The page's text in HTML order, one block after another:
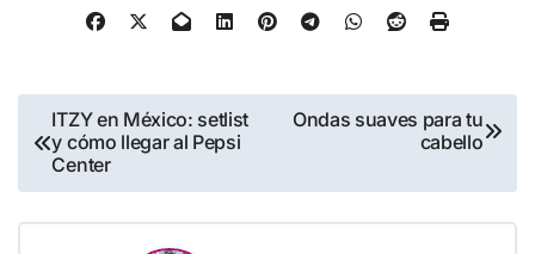
Navegación
de
entradas
ITZY en México: setlist
y cómo llegar al Pepsi
Center
Ondas suaves para tu
cabello